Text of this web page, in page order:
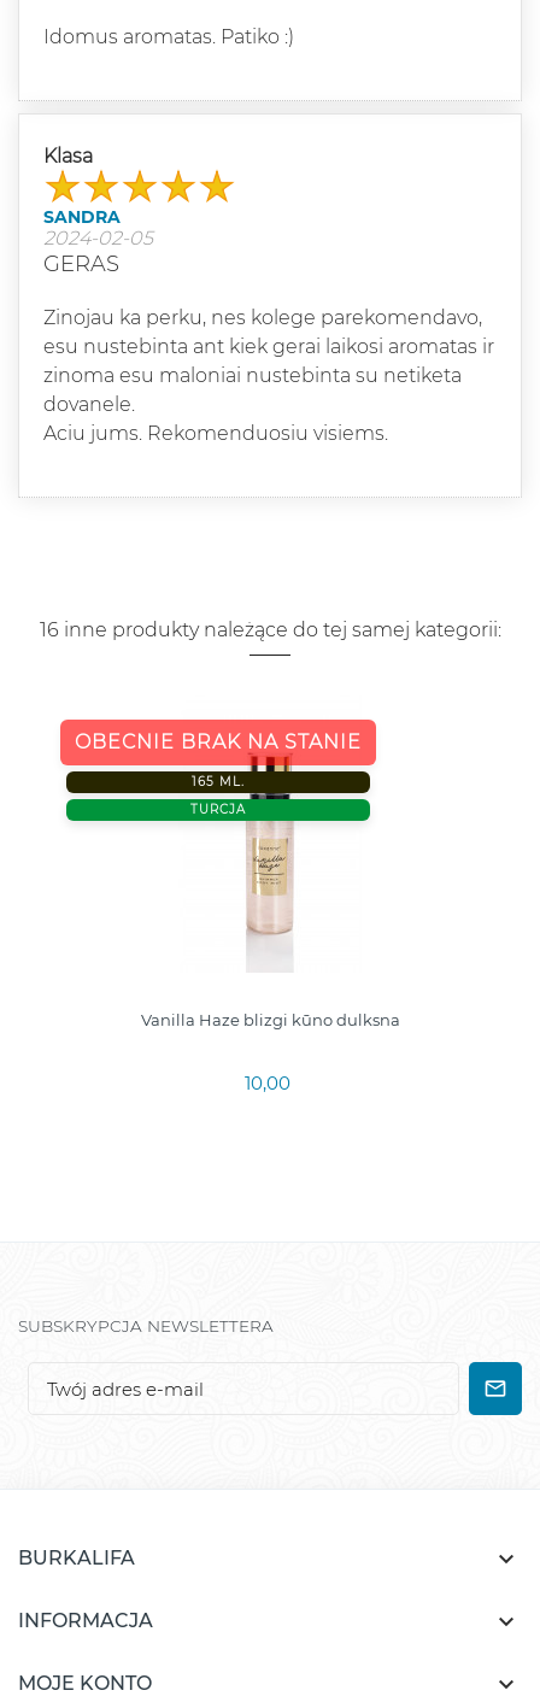
Idomus aromatas. Patiko :)
Klasa
SANDRA
2024-02-05
GERAS
Zinojau ka perku, nes kolege parekomendavo,
esu nustebinta ant kiek gerai laikosi aromatas ir
zinoma esu maloniai nustebinta su netiketa
dovanele.
Aciu jums. Rekomenduosiu visiems.
16 inne produkty należące do tej samej kategorii:
OBECNIE BRAK NA STANIE
165 ML.
TURCJA
Vanilla Haze blizgi kūno dulksna
10,00
SUBSKRYPCJA NEWSLETTERA
BURKALIFA 
INFORMACJA 
MOJE KONTO 